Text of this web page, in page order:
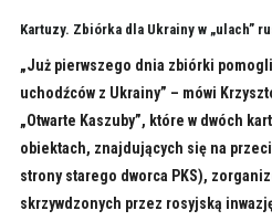
Kartuzy. Zbiórka dla Ukrainy w „ulach”
„Już pierwszego dnia zbiórki
uchodźców z Ukrainy” – mówi
„Otwarte Kaszuby”, które w dwóch
obiektach, znajdujących się na
strony starego dworca PKS),
skrzywdzonych przez rosyjską